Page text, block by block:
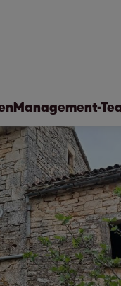
Management-